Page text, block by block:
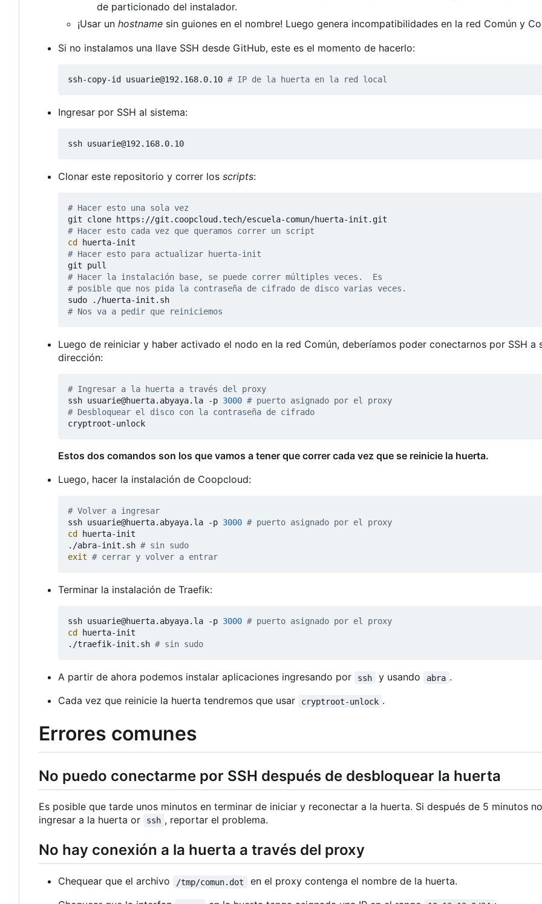
de particionado del instalador.
¡Usar un hostname sin guiones en el nombre! Luego genera incompatibilidades en la red Común y
Si no instalamos una llave SSH desde GitHub, este es el momento de hacerlo:
ssh-copy-id usuarie@192.168.0.10 # IP de la huerta en la red local
Ingresar por SSH al sistema:
Clonar este repositorio y correr los scripts:
# Hacer esto una sola vez
# Hacer esto cada vez que queramos correr un script
cd
# Hacer esto para actualizar huerta-init
# Hacer la instalación base, se puede correr múltiples veces.  Es
# posible que nos pida la contraseña de cifrado de disco varias veces.
# Nos va a pedir que reiniciemos
Luego de reiniciar y haber activado el nodo en la red Común, deberíamos poder conectarnos por SSH a
dirección:
# Ingresar a la huerta a través del proxy
ssh usuarie@huerta.abyaya.la -p 3000 # puerto asignado por el proxy
# Desbloquear el disco con la contraseña de cifrado
Estos dos comandos son los que vamos a tener que correr cada vez que se reinicie la huerta.
Luego, hacer la instalación de Coopcloud:
# Volver a ingresar
ssh usuarie@huerta.abyaya.la -p 3000 # puerto asignado por el proxy
cd
huerta-init
./abra-init.sh # sin sudo
exit # cerrar y volver a entrar
Terminar la instalación de Traefik:
ssh usuarie@huerta.abyaya.la -p 3000 # puerto asignado por el proxy
cd
huerta-init
./traefik-init.sh # sin sudo
A partir de ahora podemos instalar aplicaciones ingresando por ssh y usando abra .
Cada vez que reinicie la huerta tendremos que usar
cryptroot-unlock .
Errores comunes
No puedo conectarme por SSH después de desbloquear la huerta
Es posible que tarde unos minutos en terminar de iniciar y reconectar a la huerta. Si después de 5 minutos
ingresar a la huerta or
ssh , reportar el problema.
No hay conexión a la huerta a través del proxy
Chequear que el archivo /tmp/comun.dot
en el proxy contenga el nombre de la huerta.